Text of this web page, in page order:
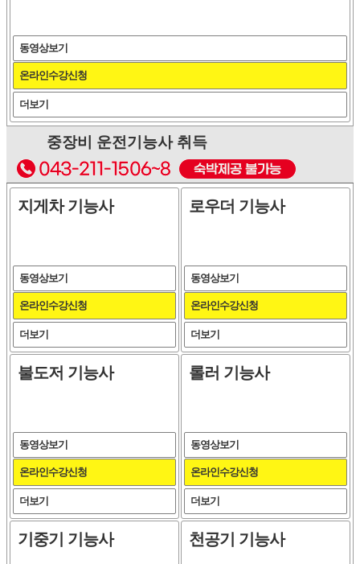
더보기
온라인수강신청
동영상보기
중장비 운전기능사 취득
지게차 기능사
더보기
온라인수강신청
동영상보기
로우더 기능사
더보기
온라인수강신청
동영상보기
불도저 기능사
더보기
온라인수강신청
동영상보기
롤러 기능사
더보기
온라인수강신청
동영상보기
기중기 기능사 천공기 기능사